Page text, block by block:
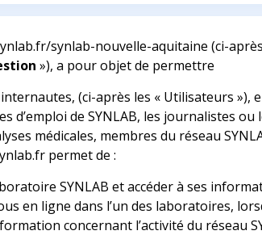
synlab-nouvelle-aquitaine (ci-
»), a pour objet de permettre
(ci-après les « Utilisateurs »),
d’emploi de SYNLAB, les journalistes
médicales, membres du réseau
permet de :
SYNLAB et accéder à ses
en ligne dans l’un des laboratoires,
concernant l’activité du réseau